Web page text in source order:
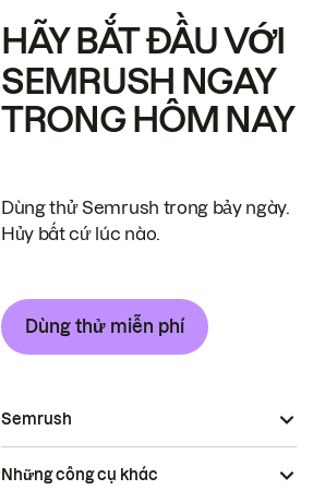
HÃY BẮT ĐẦU VỚI
SEMRUSH NGAY
TRONG HÔM NAY
Dùng thử Semrush trong bảy ngày.
Hủy bất cứ lúc nào.
Dùng thử miễn phí
Semrush
Những công cụ khác